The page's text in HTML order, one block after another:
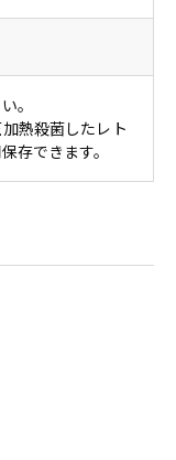
。
熱殺菌したレト
存できます。